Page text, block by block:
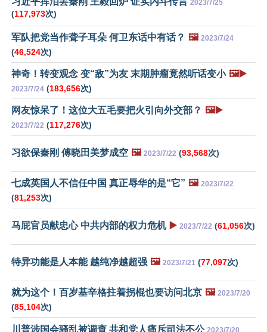
2023/7/25
(117,973次)
军队把党当作聋子耳朵 何卫东话中有话？ 🖼️ 2023/7/24
(46,524次)
神奇！转变观念 变“敌”为友 末期肿瘤竟然听话变小 🖼️▶️
2023/7/24 (183,656次)
网友惊呆了！这位大五毛要把火引向外交部？ 🖼️▶️
2023/7/22 (117,276次)
习欲保秦刚 傅晓田美梦成空 🖼️ 2023/7/22 (93,568次)
七成英国人不信任中国 真正辱华的是“它” 🖼️ 2023/7/22
(81,253次)
马屁官员献忠心 中共内部的权力危机 ▶️ 2023/7/22 (61,056次)
特异功能是人本能 越纯净越超强 🖼️ 2023/7/21 (77,097次)
就为这个！百岁基辛格拄着拐棍也要访问北京 🖼️ 2023/7/20
(85,104次)
川普涉国会骚乱被调查 共和党人痛斥司法不公 2023/7/20